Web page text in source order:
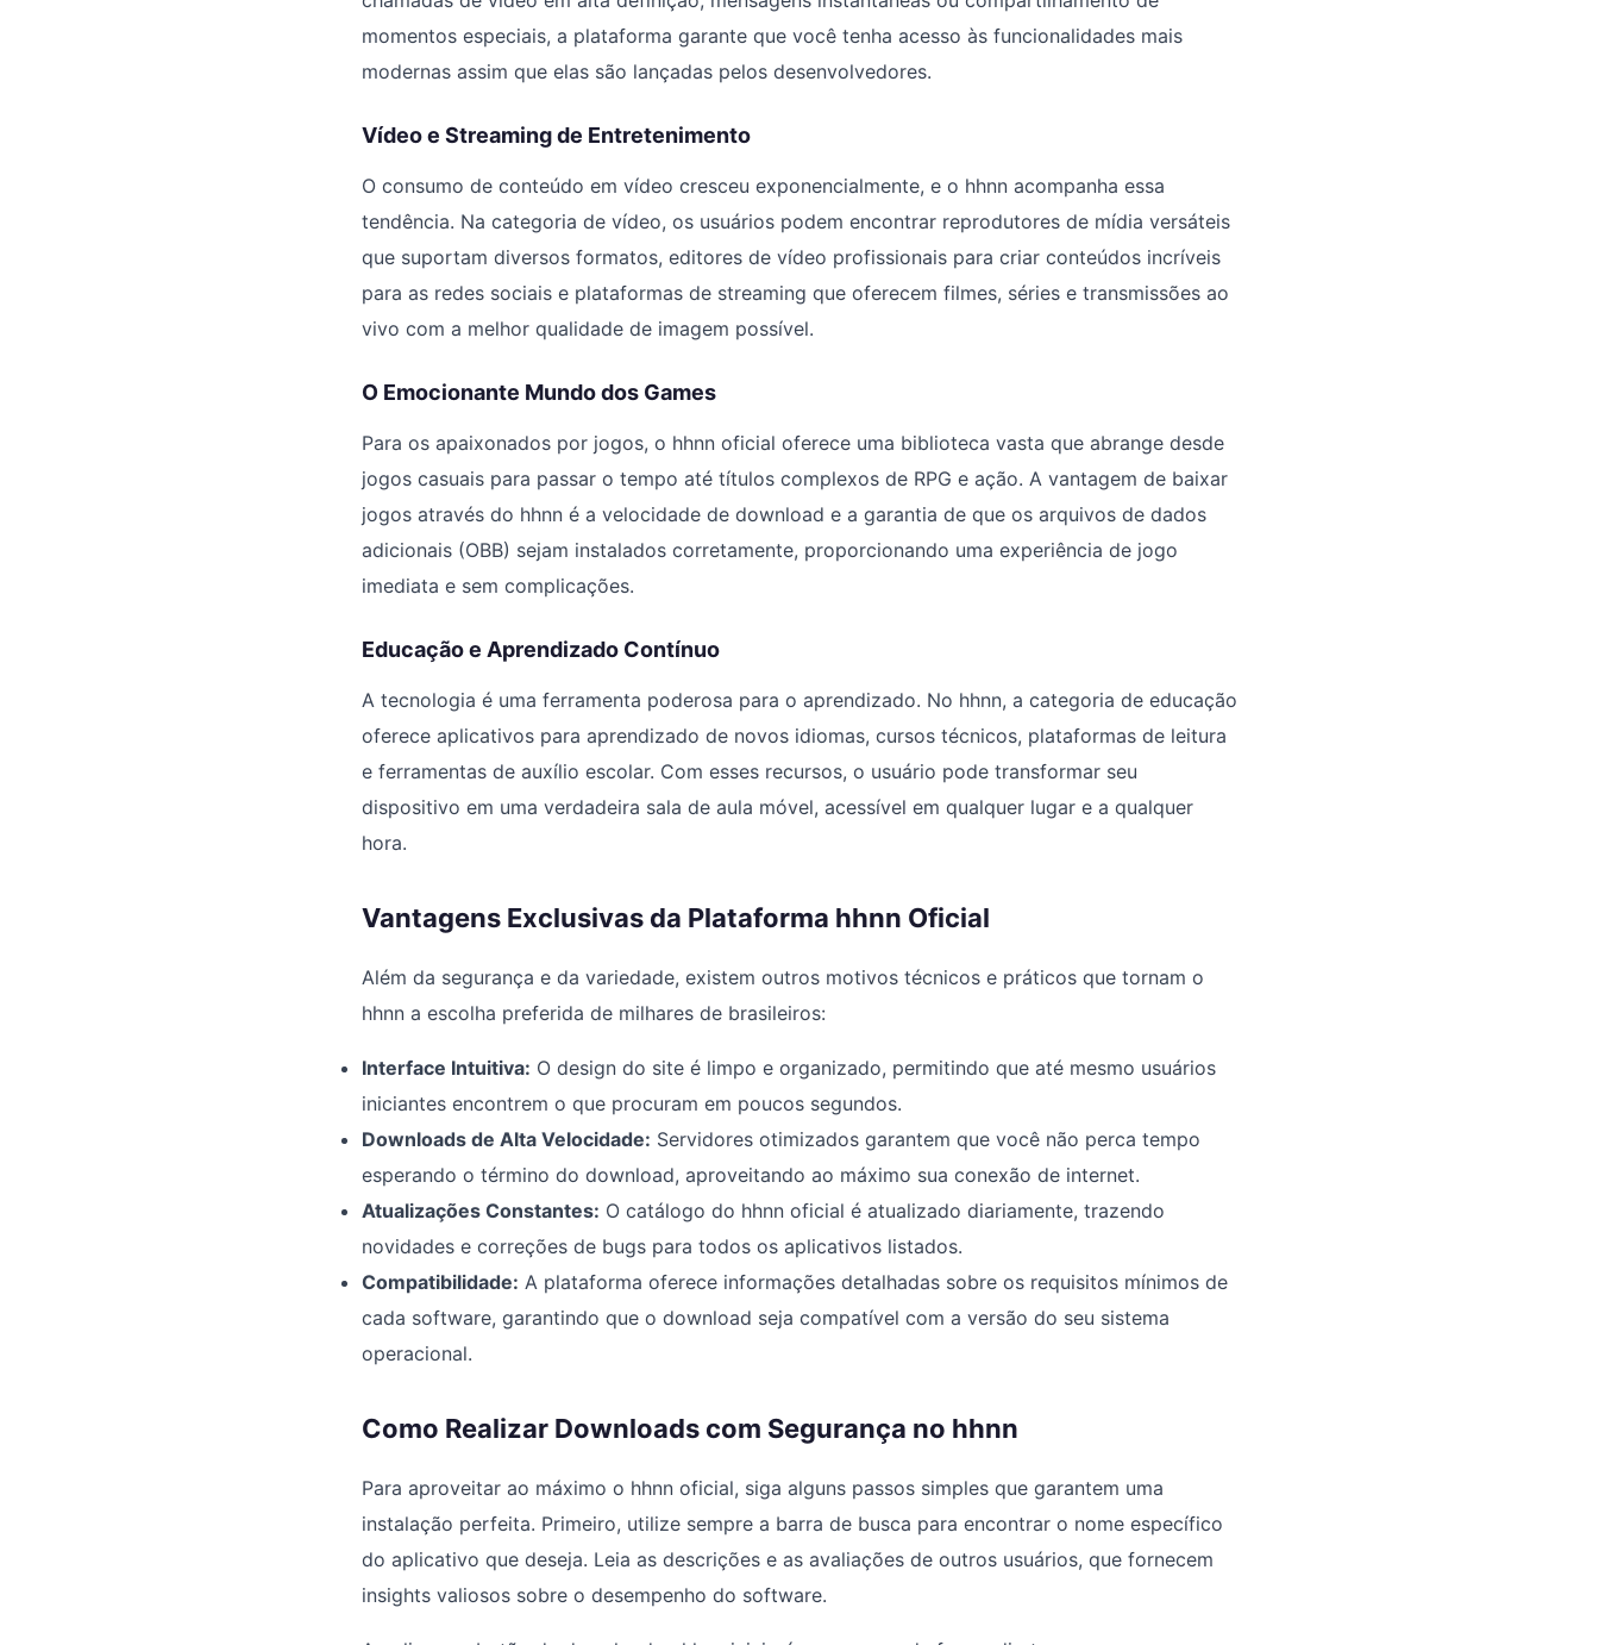
momentos especiais, a plataforma garante que você tenha acesso às funcionalidades mais
modernas assim que elas são lançadas pelos desenvolvedores.
Vídeo e Streaming de Entretenimento
O consumo de conteúdo em vídeo cresceu exponencialmente, e o hhnn acompanha essa
tendência. Na categoria de vídeo, os usuários podem encontrar reprodutores de mídia versáteis
que suportam diversos formatos, editores de vídeo profissionais para criar conteúdos incríveis
para as redes sociais e plataformas de streaming que oferecem filmes, séries e transmissões ao
vivo com a melhor qualidade de imagem possível.
O Emocionante Mundo dos Games
Para os apaixonados por jogos, o hhnn oficial oferece uma biblioteca vasta que abrange desde
jogos casuais para passar o tempo até títulos complexos de RPG e ação. A vantagem de baixar
jogos através do hhnn é a velocidade de download e a garantia de que os arquivos de dados
adicionais (OBB) sejam instalados corretamente, proporcionando uma experiência de jogo
imediata e sem complicações.
Educação e Aprendizado Contínuo
A tecnologia é uma ferramenta poderosa para o aprendizado. No hhnn, a categoria de educação
oferece aplicativos para aprendizado de novos idiomas, cursos técnicos, plataformas de leitura
e ferramentas de auxílio escolar. Com esses recursos, o usuário pode transformar seu
dispositivo em uma verdadeira sala de aula móvel, acessível em qualquer lugar e a qualquer
hora.
Vantagens Exclusivas da Plataforma hhnn Oficial
Além da segurança e da variedade, existem outros motivos técnicos e práticos que tornam o
hhnn a escolha preferida de milhares de brasileiros:
Interface Intuitiva: O design do site é limpo e organizado, permitindo que até mesmo usuários
iniciantes encontrem o que procuram em poucos segundos.
Downloads de Alta Velocidade: Servidores otimizados garantem que você não perca tempo
esperando o término do download, aproveitando ao máximo sua conexão de internet.
Atualizações Constantes: O catálogo do hhnn oficial é atualizado diariamente, trazendo
novidades e correções de bugs para todos os aplicativos listados.
Compatibilidade: A plataforma oferece informações detalhadas sobre os requisitos mínimos de
cada software, garantindo que o download seja compatível com a versão do seu sistema
operacional.
Como Realizar Downloads com Segurança no hhnn
Para aproveitar ao máximo o hhnn oficial, siga alguns passos simples que garantem uma
instalação perfeita. Primeiro, utilize sempre a barra de busca para encontrar o nome específico
do aplicativo que deseja. Leia as descrições e as avaliações de outros usuários, que fornecem
insights valiosos sobre o desempenho do software.